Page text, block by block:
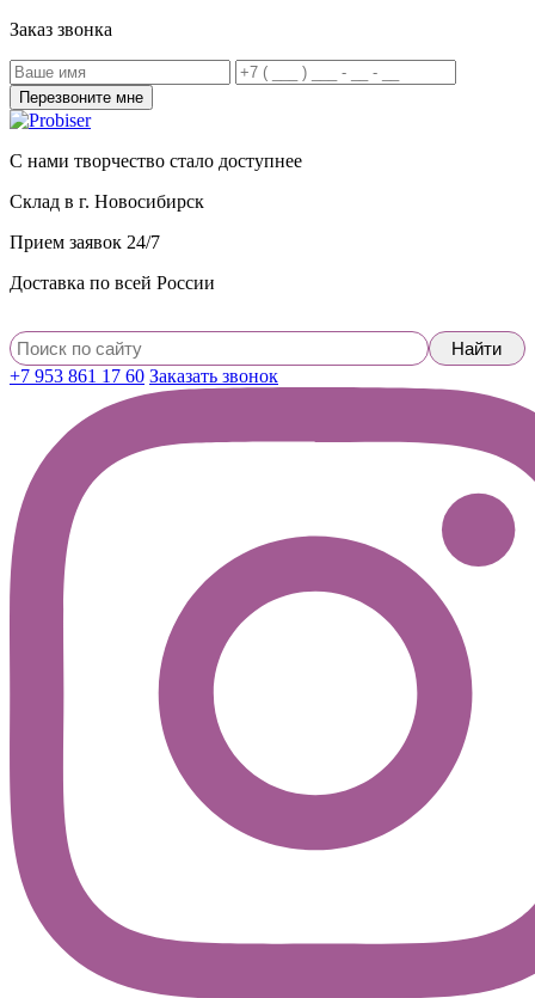
Заказ звонка
С нами творчество стало доступнее
Склад в г. Новосибирск
Прием заявок 24/7
Доставка по всей России
+7 953 861 17 60 Заказать звонок